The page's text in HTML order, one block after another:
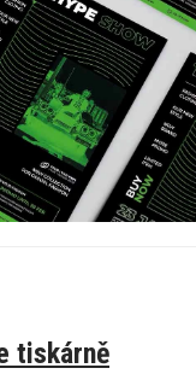
tiskárně